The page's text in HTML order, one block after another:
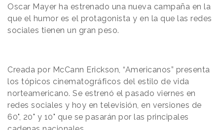
Oscar Mayer ha estrenado una nueva campaña en la
que el humor es el protagonista y en la que las redes
sociales tienen un gran peso.
Creada por McCann Erickson, “Americanos” presenta
los tópicos cinematográficos del estilo de vida
norteamericano. Se estrenó el pasado viernes en
redes sociales y hoy en televisión, en versiones de
60", 20" y 10" que se pasarán por las principales